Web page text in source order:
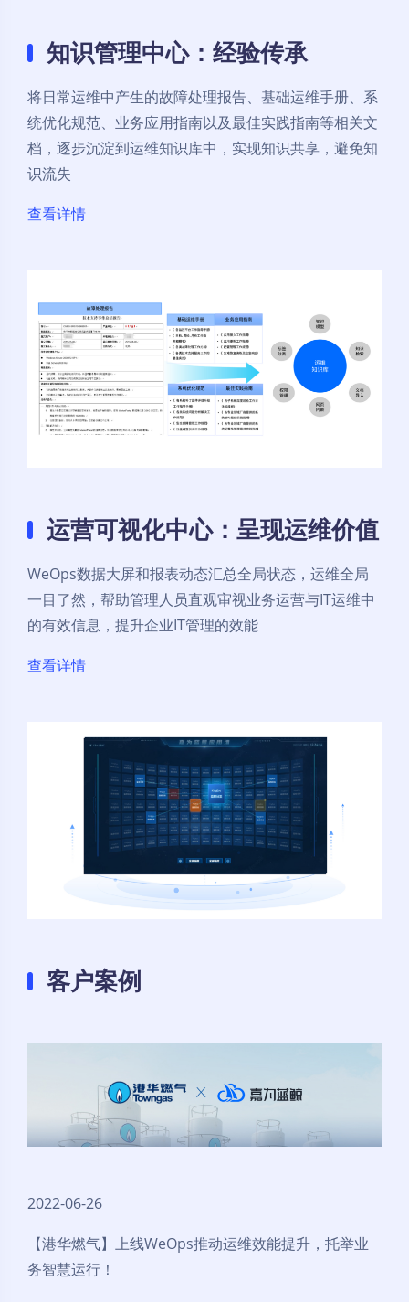
知识管理中心：经验传承
将日常运维中产生的故障处理报告、基础运维手册、系
统优化规范、业务应用指南以及最佳实践指南等相关文
档，逐步沉淀到运维知识库中，实现知识共享，避免知
识流失
查看详情
运营可视化中心：呈现运维价值
WeOps数据大屏和报表动态汇总全局状态，运维全局
一目了然，帮助管理人员直观审视业务运营与IT运维中
的有效信息，提升企业IT管理的效能
查看详情
客户案例
2022-06-26
【港华燃气】上线WeOps推动运维效能提升，托举业
务智慧运行！